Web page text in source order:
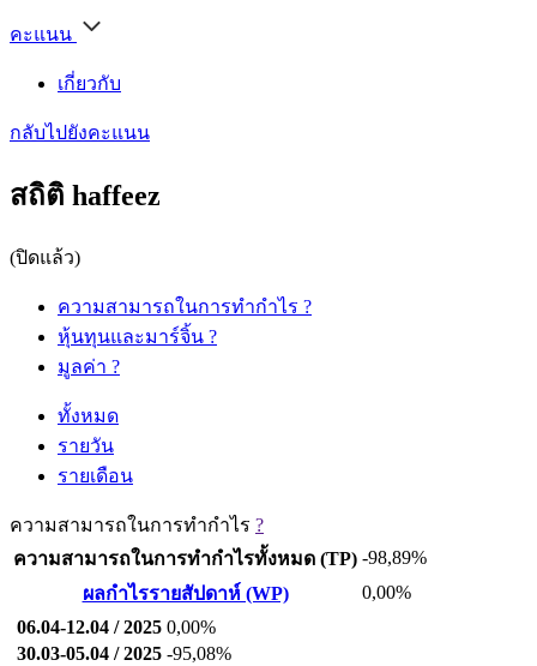
คะแนน
เกี่ยวกับ
กลับไปยังคะแนน
สถิติ haffeez
(ปิดแล้ว)
ความสามารถในการทำกำไร ?
หุ้นทุนและมาร์จิ้น ?
มูลค่า ?
ทั้งหมด
รายวัน
รายเดือน
ความสามารถในการทำกำไร ?
ความสามารถในการทำกำไรทั้งหมด (TP) -98,89%
ผลกำไรรายสัปดาห์ (WP)
0,00%
06.04-12.04 / 2025 0,00%
30.03-05.04 / 2025 -95,08%